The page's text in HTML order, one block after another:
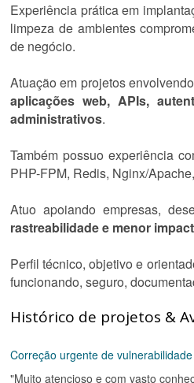
Experiência prática em
limpeza de ambientes
de negócio.
Atuação em projetos
aplicações web, APIs,
administrativos.
Também possuo experiência
PHP-FPM, Redis, Nginx/
Atuo apoiando empresas,
rastreabilidade e menor
Perfil técnico, objetivo e
funcionando, seguro,
Histórico de projetos &
Correção urgente de
"Muito atencioso e com vasto